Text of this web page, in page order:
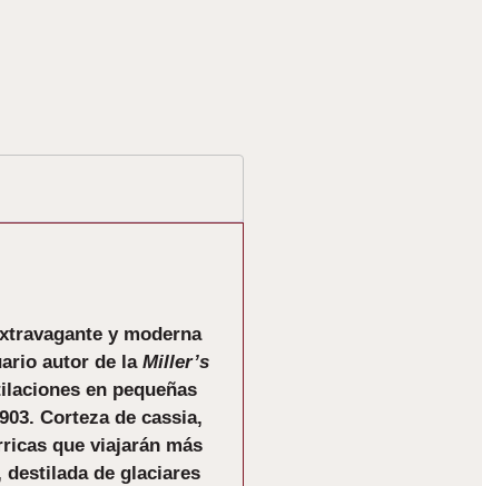
y moderna
autor de la Miller’s
en pequeñas
Corteza de cassia,
que viajarán más
destilada de glaciares